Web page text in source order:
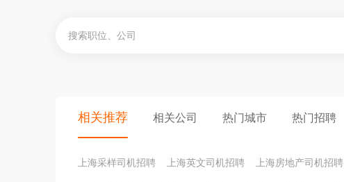
相关推荐 相关公司 热门城市 热门招聘
上海采样司机招聘 上海英文司机招聘 上海房地产司机招聘